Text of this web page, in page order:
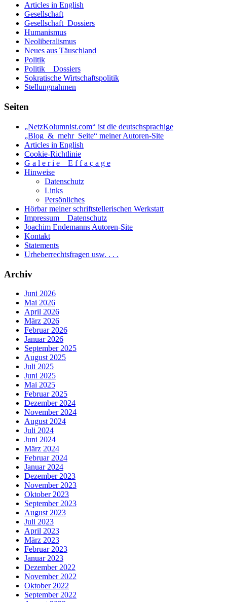
Articles in English
Gesellschaft
Gesellschaft_Dossiers
Humanismus
Neoliberalismus
Neues aus Täuschland
Politik
Politik _ Dossiers
Sokratische Wirtschaftspolitik
Stellungnahmen
Seiten
„NetzKolumnist.com“ ist die deutschsprachige
„Blog_&_mehr_Seite“ meiner Autoren-Site
Articles in English
Cookie-Richtlinie
G a l e r i e _ E f f a ç a g e
Hinweise
Datenschutz
Links
Persönliches
Hörbar meiner schriftstellerischen Werkstatt
Impressum _ Datenschutz
Joachim Endemanns Autoren-Site
Kontakt
Statements
Urheberrechtsfragen usw. . . .
Archiv
Juni 2026
Mai 2026
April 2026
März 2026
Februar 2026
Januar 2026
September 2025
August 2025
Juli 2025
Juni 2025
Mai 2025
Februar 2025
Dezember 2024
November 2024
August 2024
Juli 2024
Juni 2024
März 2024
Februar 2024
Januar 2024
Dezember 2023
November 2023
Oktober 2023
September 2023
August 2023
Juli 2023
April 2023
März 2023
Februar 2023
Januar 2023
Dezember 2022
November 2022
Oktober 2022
September 2022